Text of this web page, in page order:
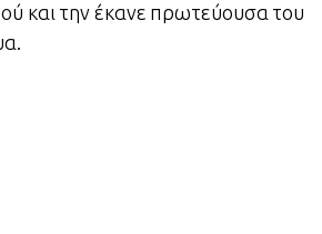
και την έκανε πρωτεύουσα του